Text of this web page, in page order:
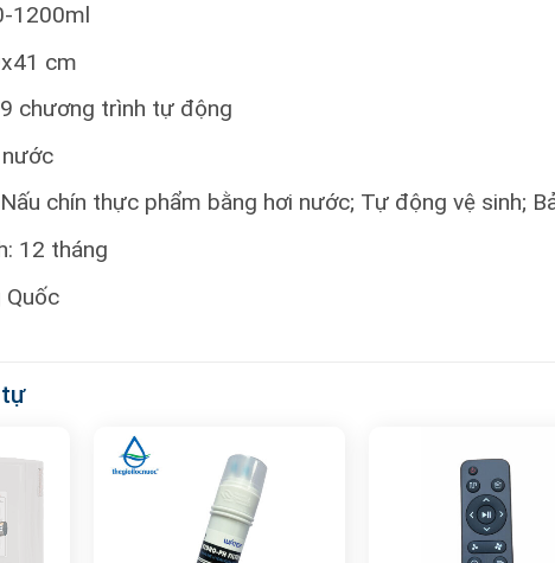
1200ml
cm
chương trình tự động
nước
chín thực phẩm bằng hơi nước; Tự động vệ sinh;
12 tháng
Quốc